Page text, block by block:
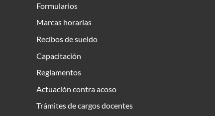
Formularios
Marcas horarias
Recibos de sueldo
Capacitación
Reglamentos
Actuación contra acoso
Trámites de cargos docentes